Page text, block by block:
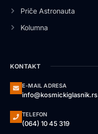
Priče Astronauta
Kolumna
KONTAKT
E-MAIL ADRESA
info@kosmickiglasnik.rs
TELEFON
(064) 10 45 319